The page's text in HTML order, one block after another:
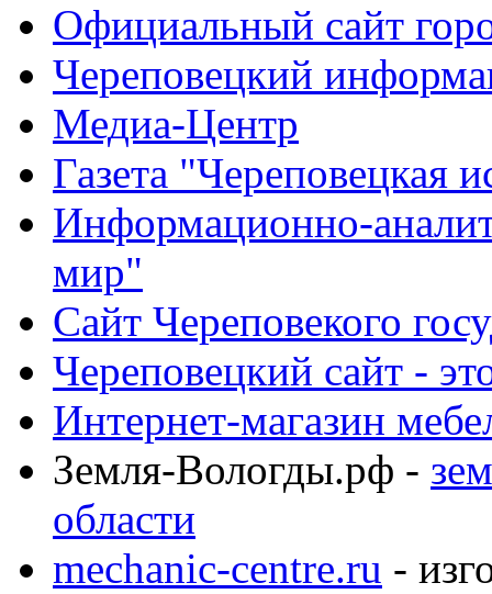
Официальный сайт
Череповецкий
Медиа-Центр
Газета "Череповецкая
Информационно-
мир"
Сайт Череповекого
Череповецкий сайт -
Интернет-магазин
Земля-Вологды.рф -
области
mechanic-centre.ru -